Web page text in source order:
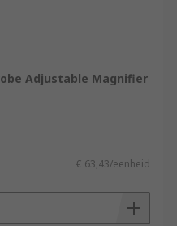
Adjustable Magnifier
€ 63,43/eenheid